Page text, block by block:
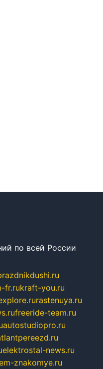
по всей России
fr.rukraft-you.ru
rastenuya.ru
freeride-team.ru
autostudiopro.ru
elektrostal-news.ru
znakomye.ru